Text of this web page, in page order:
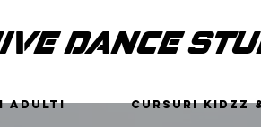
DANCE
ADULTI CURSURI KIDZZ